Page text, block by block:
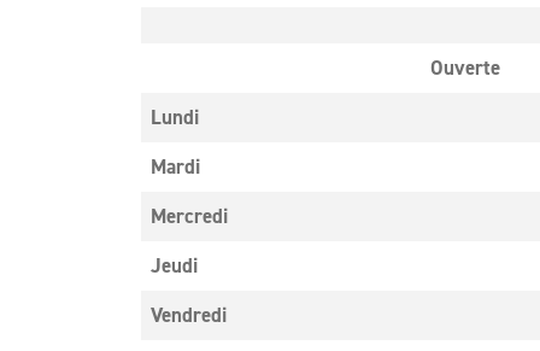
Ouverte
Lundi
Mardi
Mercredi
Jeudi
Vendredi